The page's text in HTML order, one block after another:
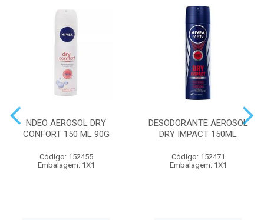
NDEO AEROSOL DRY
CONFORT 150 ML 90G
Código: 152455
Embalagem: 1X1
DESODORANTE AEROSOL
DRY IMPACT 150ML
Código: 152471
Embalagem: 1X1